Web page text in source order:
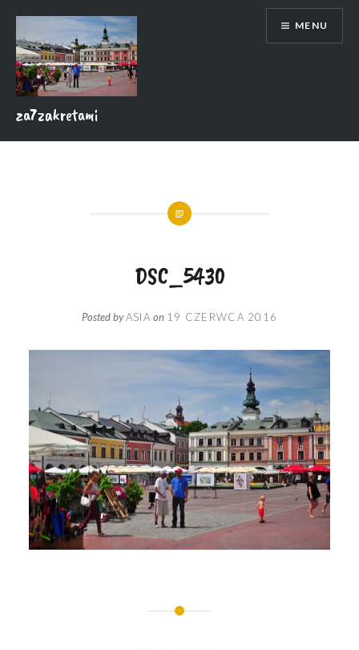
content
za7zakretami
MENU
DSC_5430
Posted byASIA on 19 CZERWCA 2016